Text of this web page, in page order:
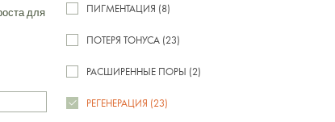
для
ПИГМЕНТАЦИЯ (8)
ПОТЕРЯ ТОНУСА (23)
РАСШИРЕННЫЕ ПОРЫ (2)
РЕГЕНЕРАЦИЯ (23)